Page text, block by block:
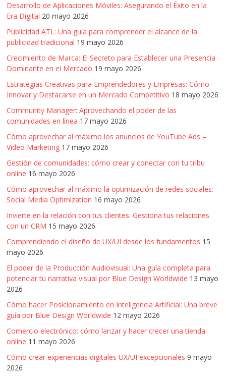
Desarrollo de Aplicaciones Móviles: Asegurando el Éxito en la
Era Digital 20 mayo 2026
Publicidad ATL: Una guía para comprender el alcance de la
publicidad tradicional 19 mayo 2026
Crecimiento de Marca: El Secreto para Establecer una Presencia
Dominante en el Mercado 19 mayo 2026
Estrategias Creativas para Emprendedores y Empresas: Cómo
Innovar y Destacarse en un Mercado Competitivo 18 mayo 2026
Community Manager: Aprovechando el poder de las
comunidades en línea 17 mayo 2026
Cómo aprovechar al máximo los anuncios de YouTube Ads –
Video Marketing 17 mayo 2026
Gestión de comunidades: cómo crear y conectar con tu tribu
online 16 mayo 2026
Cómo aprovechar al máximo la optimización de redes sociales:
Social Media Optimization 16 mayo 2026
Invierte en la relación con tus clientes: Gestiona tus relaciones
con un CRM 15 mayo 2026
Comprendiendo el diseño de UX/UI desde los fundamentos 15
mayo 2026
El poder de la Producción Audiovisual: Una guía completa para
potenciar tu narrativa visual por Blue Design Worldwide 13 mayo
2026
Cómo hacer Posicionamiento en Inteligencia Artificial: Una breve
guía por Blue Design Worldwide 12 mayo 2026
Comercio electrónico: cómo lanzar y hacer crecer una tienda
online 11 mayo 2026
Cómo crear experiencias digitales UX/UI excepcionales 9 mayo
2026